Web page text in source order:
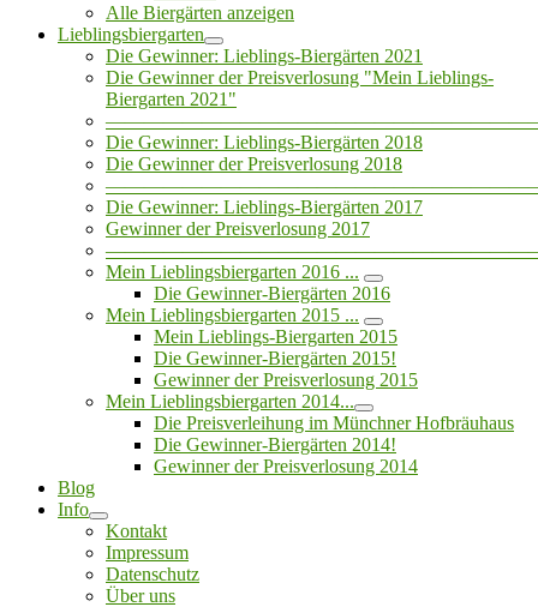
Alle Biergärten anzeigen
Lieblingsbiergarten
Die Gewinner: Lieblings-Biergärten 2021
Die Gewinner der Preisverlosung "Mein Lieblings-
Biergarten 2021"
Die Gewinner: Lieblings-Biergärten 2018
Die Gewinner der Preisverlosung 2018
Die Gewinner: Lieblings-Biergärten 2017
Gewinner der Preisverlosung 2017
Mein Lieblingsbiergarten 2016 ...
Die Gewinner-Biergärten 2016
Mein Lieblingsbiergarten 2015 ...
Mein Lieblings-Biergarten 2015
Die Gewinner-Biergärten 2015!
Gewinner der Preisverlosung 2015
Mein Lieblingsbiergarten 2014...
Die Preisverleihung im Münchner Hofbräuhaus
Die Gewinner-Biergärten 2014!
Gewinner der Preisverlosung 2014
Blog
Info
Kontakt
Impressum
Datenschutz
Über uns